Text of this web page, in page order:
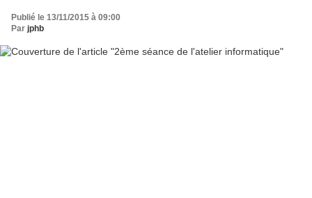
Publié le 13/11/2015 à 09:00
Par jphb